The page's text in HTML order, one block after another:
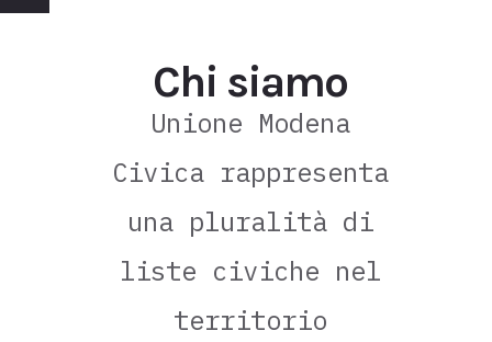
Chi siamo
Unione Modena
Civica rappresenta
una pluralità di
liste civiche nel
territorio